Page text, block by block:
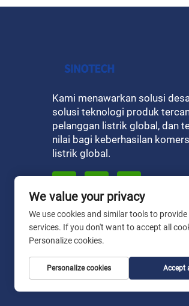
Kami menawarkan solusi
solusi teknologi produk
pelanggan listrik global, dan
nilai bagi keberhasilan
listrik global.
Hak Cipta © oleh Liaoning
We value your privacy
We use cookies and similar tools to
services. If you don't want to accept all
Personalize cookies.
Personalize cookies Accept